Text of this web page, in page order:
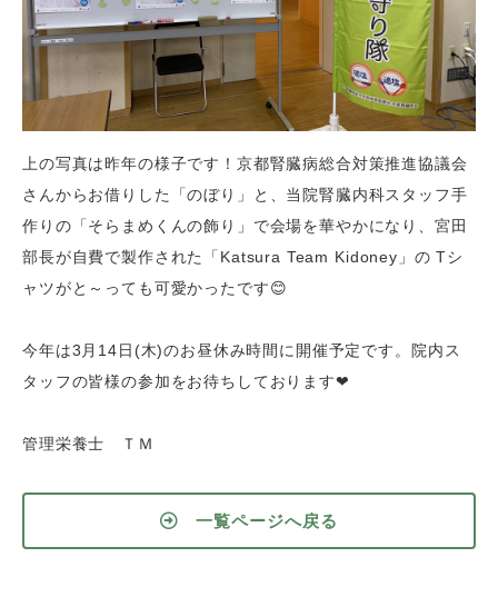
上の写真は昨年の様子です！京都腎臓病総合対策推進協議会
さんからお借りした「のぼり」と、当院腎臓内科スタッフ手
作りの「そらまめくんの飾り」で会場を華やかになり、宮田
部長が自費で製作された「Katsura Team Kidoney」の Tシ
ャツがと～っても可愛かったです😊
今年は3月14日(木)のお昼休み時間に開催予定です。院内ス
タッフの皆様の参加をお待ちしております❤
管理栄養士 ＴＭ
一覧ページへ戻る